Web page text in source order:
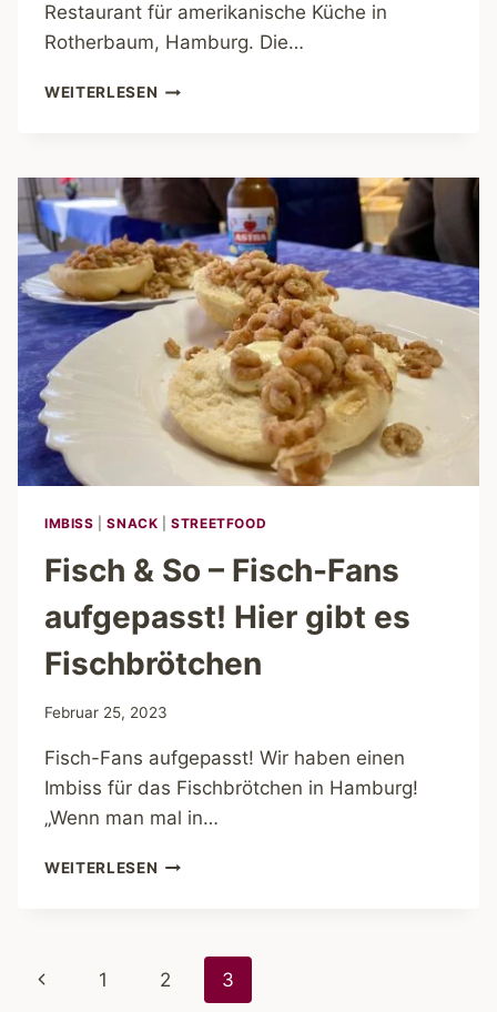
Restaurant für amerikanische Küche in
Rotherbaum, Hamburg. Die…
WEITERLESEN BOLERO
MITTEN
IN
HAMBURG!
IMBISS |SNACK |STREETFOOD
Fisch & So – Fisch-Fans
aufgepasst! Hier gibt es
Fischbrötchen
Februar 25, 2023
Fisch-Fans aufgepasst! Wir haben einen
Imbiss für das Fischbrötchen in Hamburg!
„Wenn man mal in…
WEITERLESEN FISCH
FISCH-
FANS
AUFGEPASST!
Seitennavigation
Vorherige
1 2 3